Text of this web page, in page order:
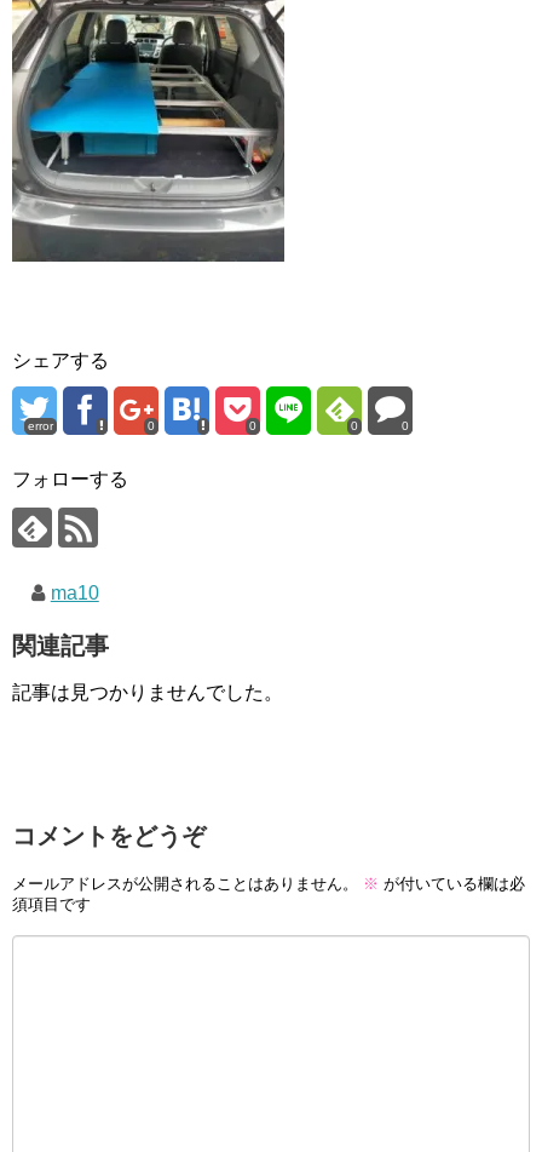
シェアする
error 0 0 0 0
フォローする
ma10
関連記事
記事は見つかりませんでした。
コメントをどうぞ
メールアドレスが公開されることはありません。 ※ が付いている欄は必
須項目です